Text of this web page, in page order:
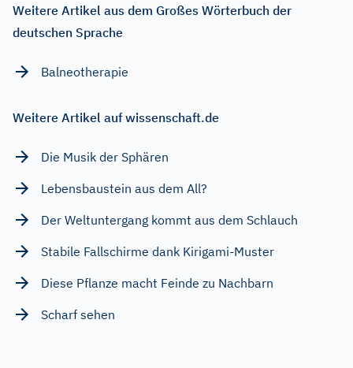
Weitere Artikel aus dem Großes Wörterbuch der
deutschen Sprache
Balneotherapie
Weitere Artikel auf wissenschaft.de
Die Musik der Sphären
Lebensbaustein aus dem All?
Der Weltuntergang kommt aus dem Schlauch
Stabile Fallschirme dank Kirigami-Muster
Diese Pflanze macht Feinde zu Nachbarn
Scharf sehen